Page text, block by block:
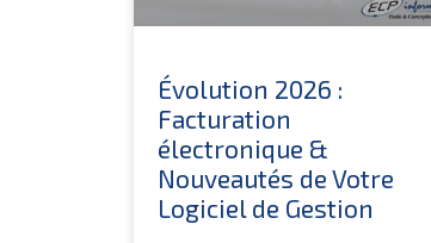
Évolution 2026 :
Facturation
électronique &
Nouveautés de Votre
Logiciel de Gestion